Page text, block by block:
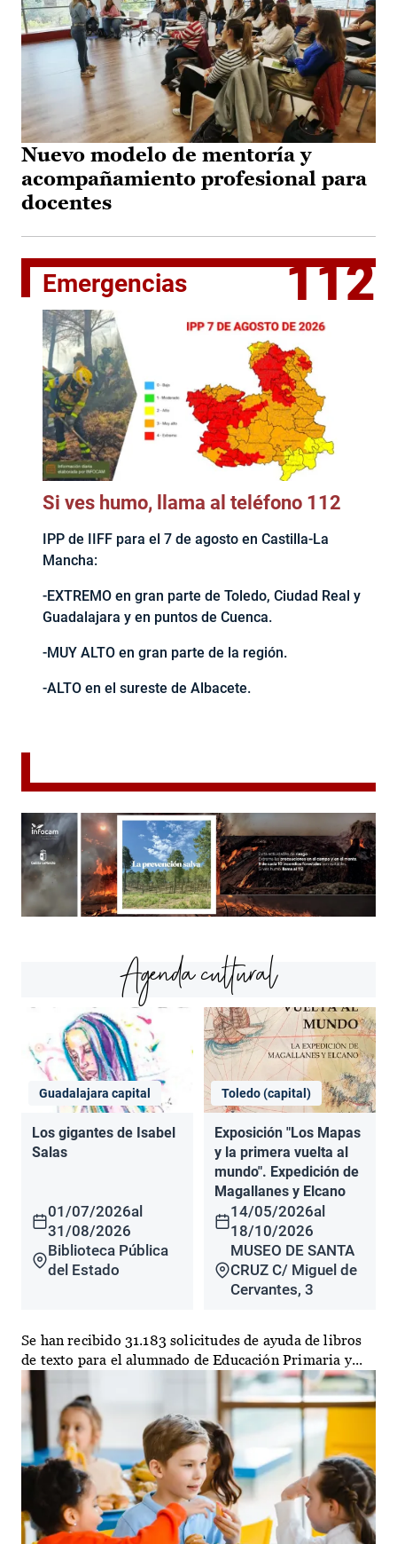
Nuevo modelo de mentoría y
acompañamiento profesional para
docentes
Emergencias 112
Si ves humo, llama al teléfono 112
IPP de IIFF para el 7 de agosto en Castilla-La
Mancha:
-EXTREMO en gran parte de Toledo, Ciudad Real y
Guadalajara y en puntos de Cuenca.
-MUY ALTO en gran parte de la región.
-ALTO en el sureste de Albacete.
Agenda cultural
Guadalajara capital
Los gigantes de Isabel
Salas
01/07/2026al
31/08/2026
Biblioteca Pública
del Estado
Toledo (capital)
Exposición "Los Mapas
y la primera vuelta al
mundo". Expedición de
Magallanes y Elcano
14/05/2026al
18/10/2026
MUSEO DE SANTA
CRUZ C/ Miguel de
Cervantes, 3
Se han recibido 31.183 solicitudes de ayuda de libros
de texto para el alumnado de Educación Primaria y...